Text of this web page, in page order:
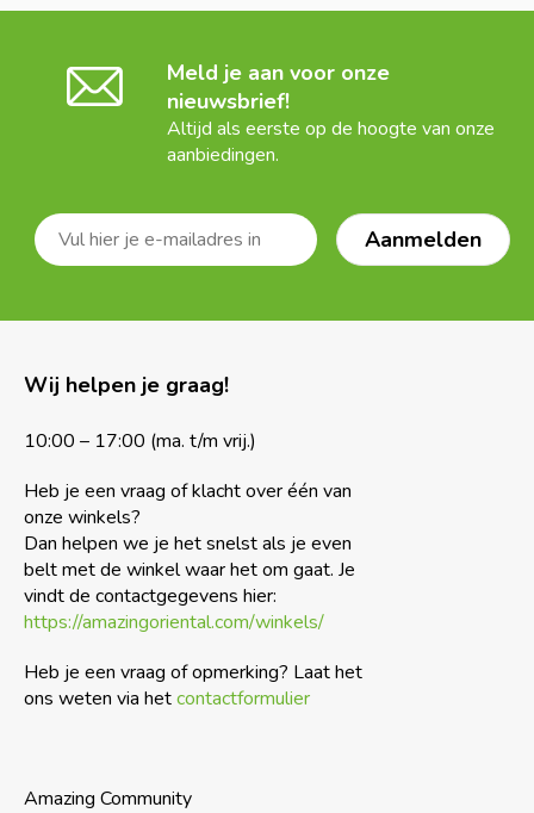
Meld je aan voor onze
nieuwsbrief!
Altijd als eerste op de hoogte van onze
aanbiedingen.
Wij helpen je graag!
10:00 – 17:00 (ma. t/m vrij.)
Heb je een vraag of klacht over één van
onze winkels?
Dan helpen we je het snelst als je even
belt met de winkel waar het om gaat. Je
vindt de contactgegevens hier:
https://amazingoriental.com/winkels/
Heb je een vraag of opmerking? Laat het
ons weten via hetcontactformulier
Amazing Community